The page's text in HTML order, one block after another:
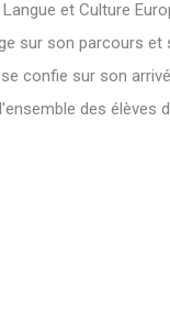
et Culture
sur son parcours
confie sur son
des élèves